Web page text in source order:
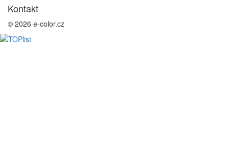
Kontakt
© 2026 e-color.cz